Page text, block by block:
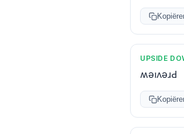
UPSIDE
ʍǝıʌǝɹԀ